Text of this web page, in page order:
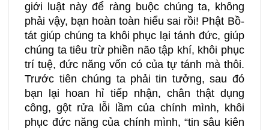
giới luật này để ràng buộc chúng ta, không
phải vậy, bạn hoàn toàn hiểu sai rồi! Phật Bồ-
tát giúp chúng ta khôi phục lại tánh đức, giúp
chúng ta tiêu trừ phiền não tập khí, khôi phục
trí tuệ, đức năng vốn có của tự tánh mà thôi.
Trước tiên chúng ta phải tin tưởng, sau đó
bạn lại hoan hỉ tiếp nhận, chân thật dụng
công, gột rửa lỗi lầm của chính mình, khôi
phục đức năng của chính mình, “tin sâu kiên